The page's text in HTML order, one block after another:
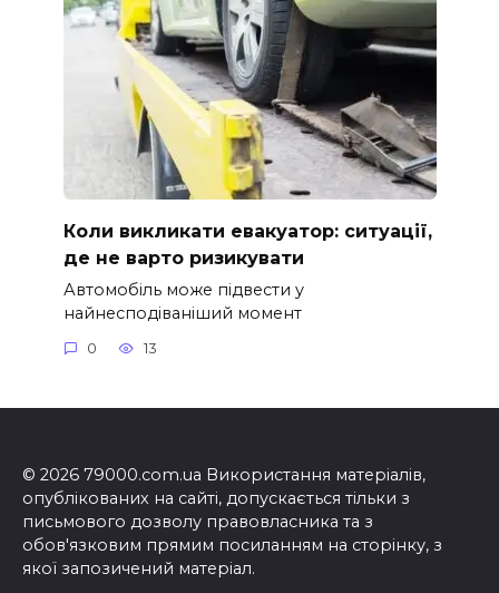
Коли викликати евакуатор: ситуації,
де не варто ризикувати
Автомобіль може підвести у
найнесподіваніший момент
0 13
© 2026 79000.com.ua Використання матеріалів,
опублікованих на сайті, допускається тільки з
письмового дозволу правовласника та з
обов'язковим прямим посиланням на сторінку, з
якої запозичений матеріал.